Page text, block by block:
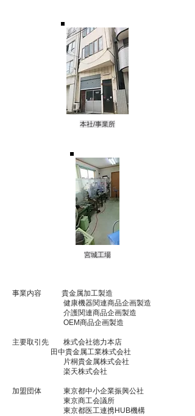
本社/事業所
​宮城工場
事業内容 貴金属加工製造
健康機器関連商品企画製造
介護関連商品企画製造
OEM商品企画製造
主要取引先 株式会社徳力本店
田中貴金属工業株式会社
片桐貴金属株式会社
楽天株式会社
加盟団体 東京都中小企業振興公社
東京商工会議所
東京都医工連携HUB機構